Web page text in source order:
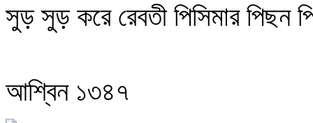
সুড় সুড় করে রেবতী পিসিমার পিছন
আশ্বিন ১৩৪৭